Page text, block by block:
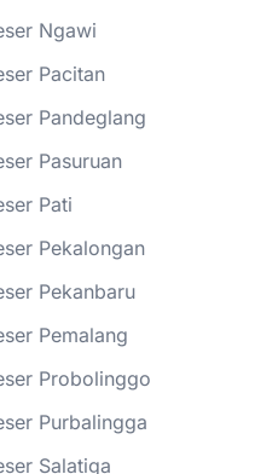
Ngawi
Pacitan
Pandeglang
Pasuruan
Pati
Pekalongan
Pekanbaru
Pemalang
Probolinggo
Purbalingga
Salatiga